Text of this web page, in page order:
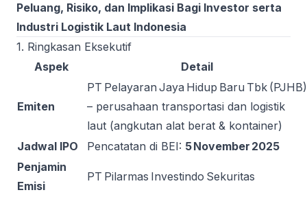
Peluang, Risiko, dan Implikasi Bagi Investor serta
Industri Logistik Laut Indonesia
1. Ringkasan Eksekutif
Aspek
Detail
Emiten
PT Pelayaran Jaya Hidup Baru Tbk (PJHB)
– perusahaan transportasi dan logistik
laut (angkutan alat berat & kontainer)
Jadwal IPO
Pencatatan di BEI: 5 November 2025
Penjamin
Emisi
PT Pilarmas Investindo Sekuritas